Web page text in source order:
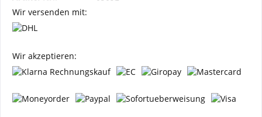
Wir versenden mit:
Wir akzeptieren: